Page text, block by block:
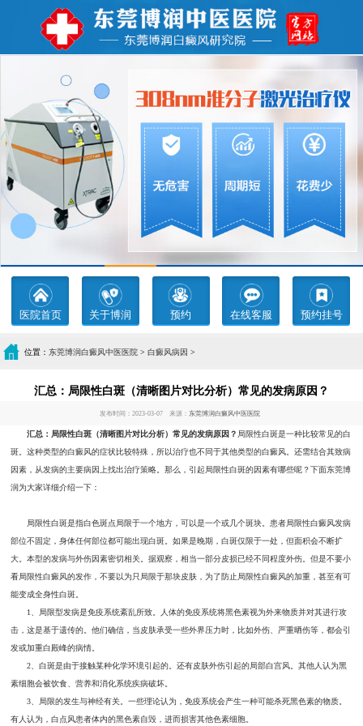
医院首页 关于博润 预约 在线客服 预约挂号
位置： 东莞博润白癜风中医医院 > 白癜风病因 >
汇总：局限性白斑（清晰图片对比分析）常见的发病原因？
发布时间：2023-03-07 来源： 东莞博润白癜风中医医院
汇总：局限性白斑（清晰图片对比分析）常见的发病原因？ 局限性白斑是一种比较常见的白
斑。这种类型的白癜风的症状比较特殊，所以治疗也不同于其他类型的白癜风。还需结合其致病
因素，从发病的主要病因上找出治疗策略。那么，引起局限性白斑的因素有哪些呢？下面东莞博
润为大家详细介绍一下：
局限性白斑是指白色斑点局限于一个地方，可以是一个或几个斑块。患者局限性白癜风发病
部位不固定，身体任何部位都可能出现白斑。如果是晚期，白斑仅限于一处，但面积会不断扩
大。本型的发病与外伤因素密切相关。据观察，相当一部分皮损已经不同程度外伤。但是不要小
看局限性白癜风的发作，不要以为只局限于那块皮肤，为了防止局限性白癜风的加重，甚至有可
能变成全身性白斑。
1、局限型发病是免疫系统紊乱所致。人体的免疫系统将黑色素视为外来物质并对其进行攻
击，这是基于遗传的。他们确信，当皮肤承受一些外界压力时，比如外伤、严重晒伤等，都会引
发或加重白殿峰的病情。
2、白斑是由于接触某种化学环境引起的。还有皮肤外伤引起的局部白宫风。其他人认为黑
素细胞会被饮食、营养和消化系统疾病破坏。
3、局限的发生与神经有关。一些理论认为，免疫系统会产生一种可能杀死黑色素的物质。
有人认为，白点风患者体内的黑色素自毁，进而损害其他色素细胞。